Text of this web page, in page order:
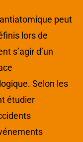
peut
lors de
s’agir d’un
Selon les
étudier